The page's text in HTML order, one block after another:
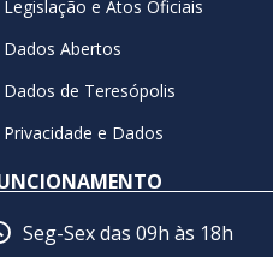
Legislação e Atos Oficiais
Dados Abertos
Dados de Teresópolis
Privacidade e Dados
Seg-Sex das 09h às 18h